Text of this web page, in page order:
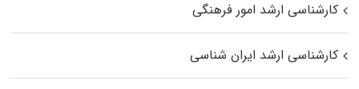
کارشناسی ارشد امور فرهنگی
کارشناسی ارشد ایران شناسی